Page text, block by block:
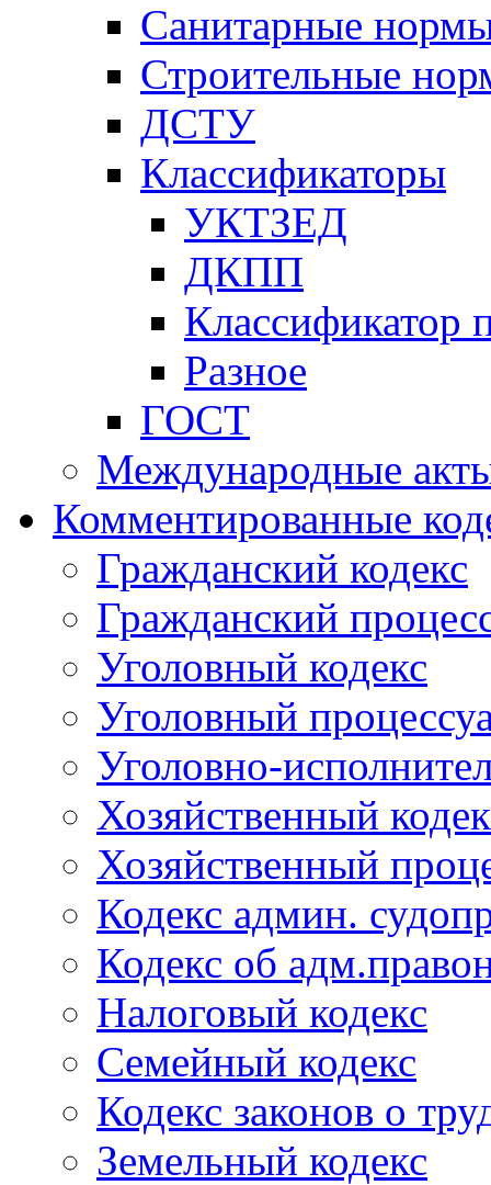
Санитарные
Строительные
ДСТУ
Классификаторы
УКТЗЕД
ДКПП
Классификатор
Разное
ГОСТ
Международные
Комментированные
Гражданский кодекс
Гражданский
Уголовный кодекс
Уголовный
Уголовно-
Хозяйственный
Хозяйственный
Кодекс админ.
Кодекс об
Налоговый кодекс
Семейный кодекс
Кодекс законов о
Земельный кодекс